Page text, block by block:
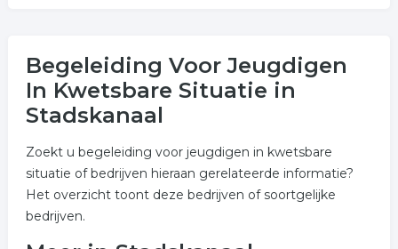
Begeleiding Voor Jeugdigen
In Kwetsbare Situatie in
Stadskanaal
Zoekt u begeleiding voor jeugdigen in kwetsbare
situatie of bedrijven hieraan gerelateerde informatie?
Het overzicht toont deze bedrijven of soortgelijke
bedrijven.